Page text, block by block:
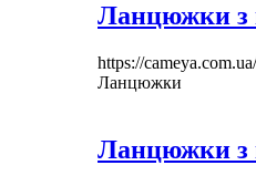
Ланцюжки з
https://
Ланцюжки
Ланцюжки з